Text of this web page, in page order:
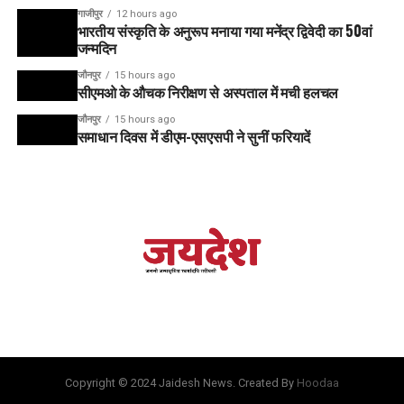
मथुराःमें मथुरा जिले के जमुना पार थाना क्षेत्र में रेल पटरी पर शनिवार सुबह
गाजीपुर 12 hours ago
भारतीय संस्कृति के अनुरूप मनाया गया मनेंद्र द्विवेदी का 50वां
जन्मदिन
जौनपुर 15 hours ago
सीएमओ के औचक निरीक्षण से अस्पताल में मची हलचल
जौनपुर 15 hours ago
समाधान दिवस में डीएम-एसएसपी ने सुनीं फरियादें
Copyright © 2024 Jaidesh News. Created By Hoodaa